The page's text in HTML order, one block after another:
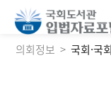
의회정보 국회·국